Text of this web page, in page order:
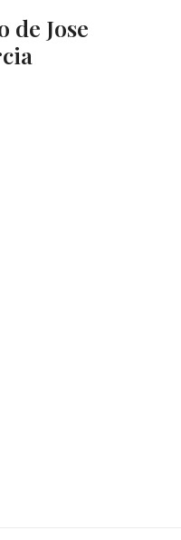
de Jose